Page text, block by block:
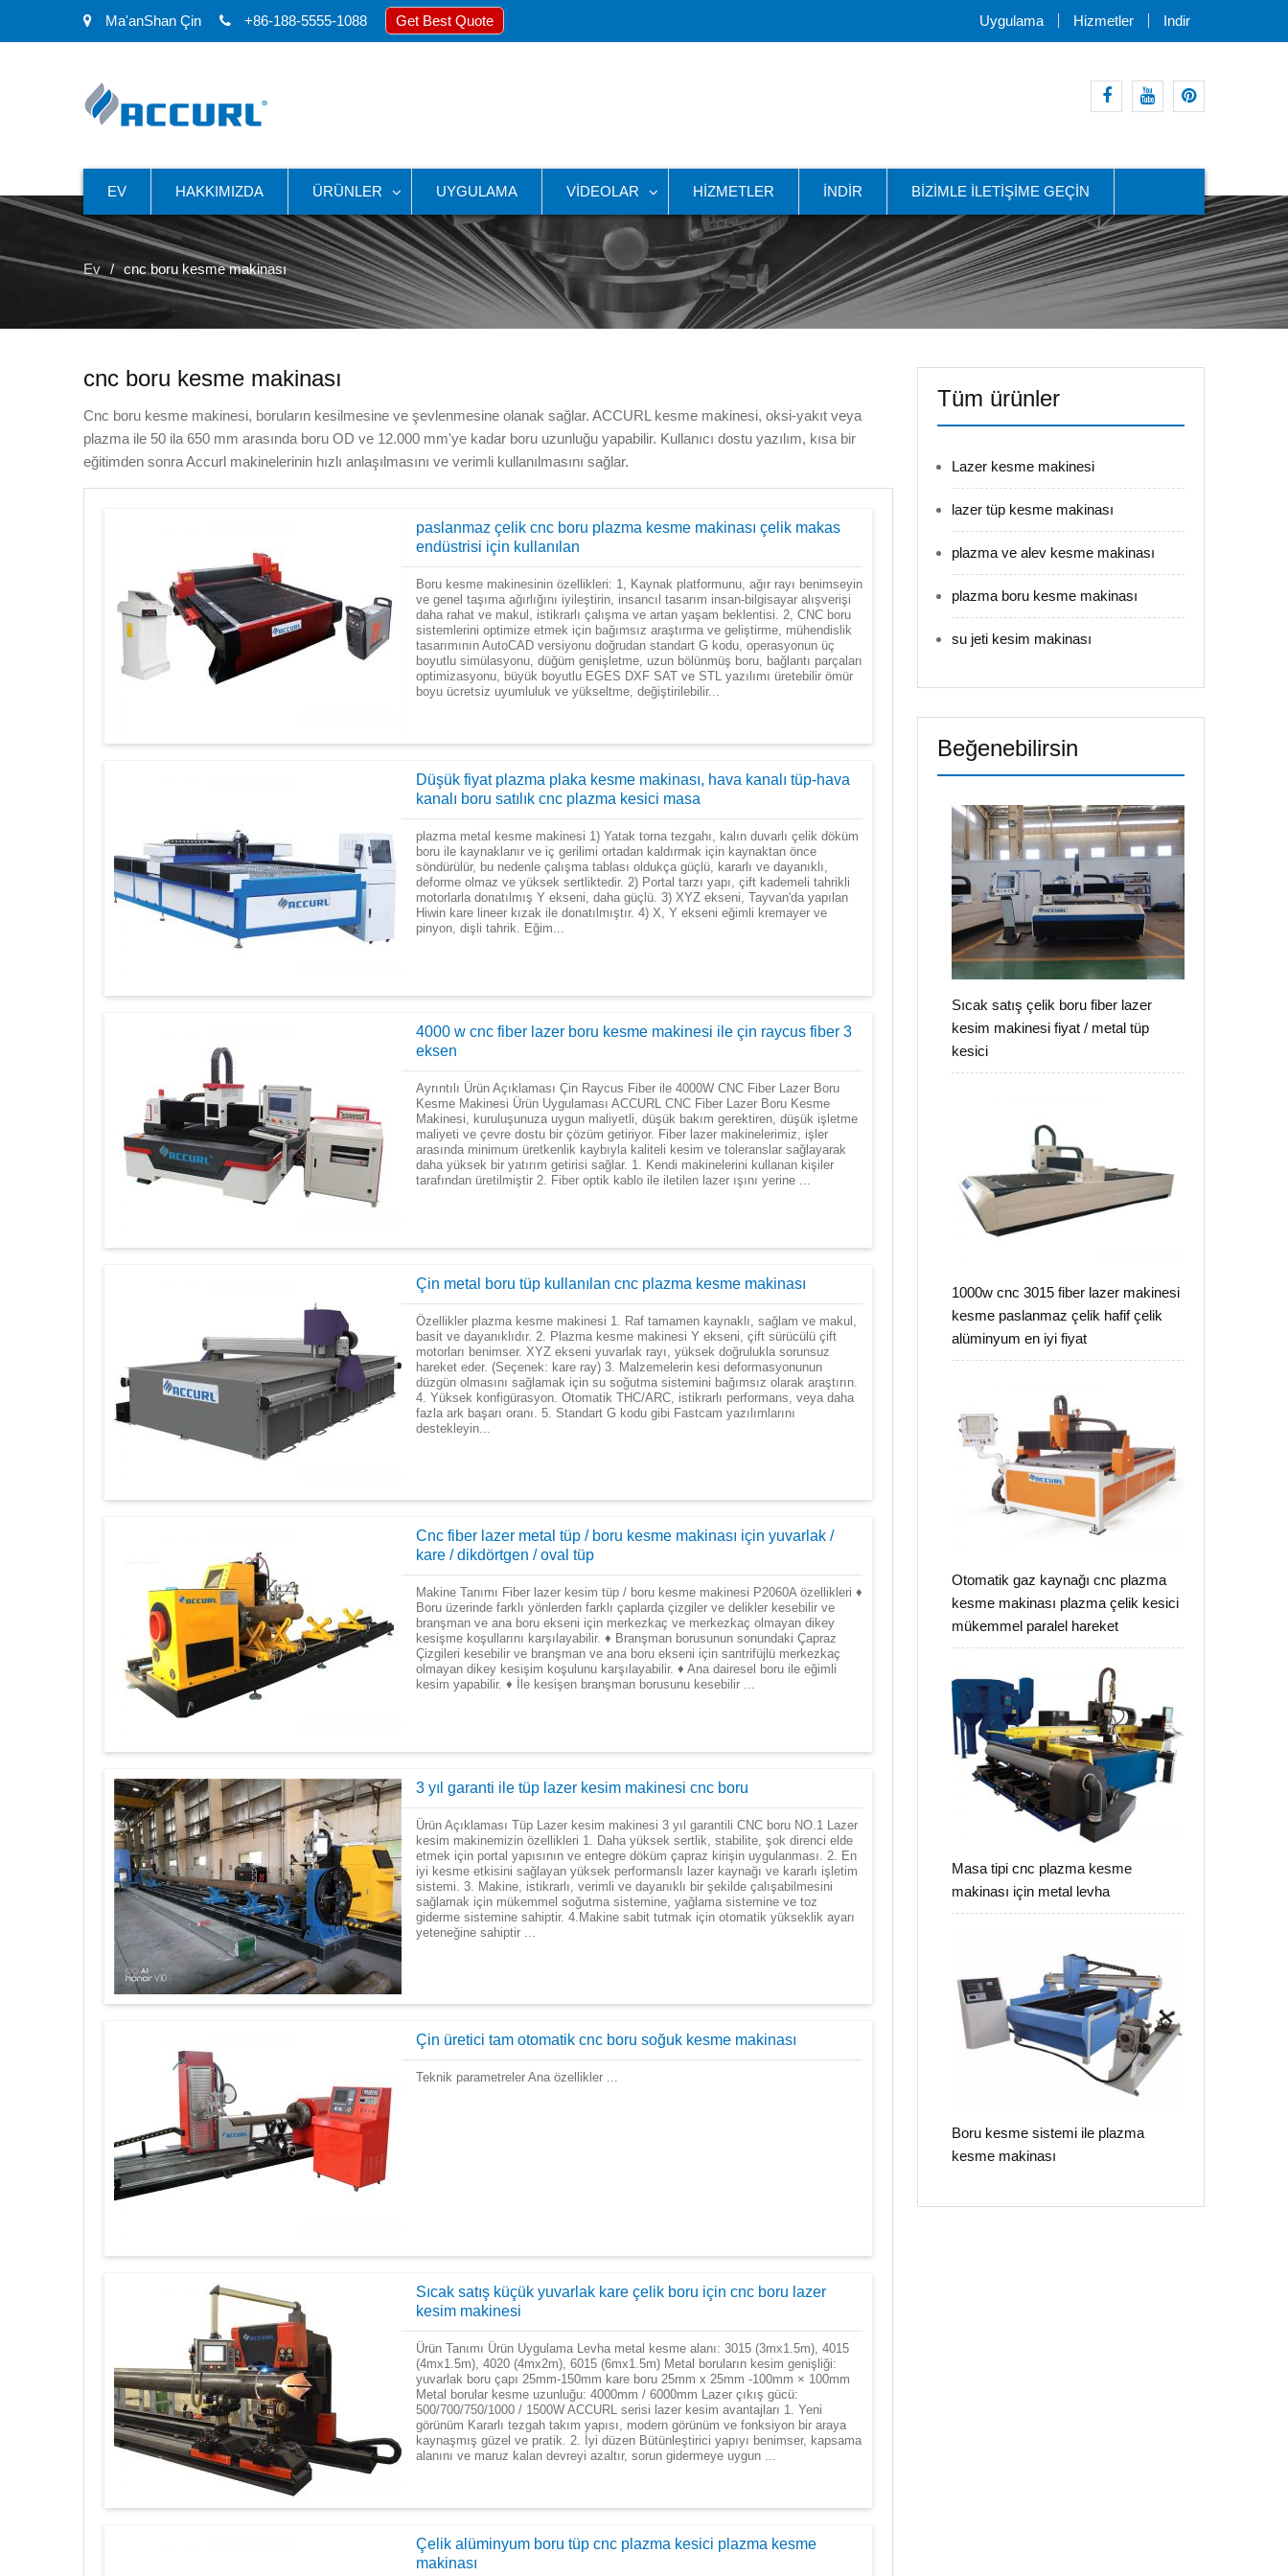
Ma'anShan Çin +86-188-5555-1088 Get Best Quote Uygulama Hizmetler Indir
EV HAKKIMIZDA ÜRÜNLER UYGULAMA VIDEOLAR HIZMETLER INDIR BIZIMLE ILETIŞIME GEÇIN
Ev cnc boru kesme makinası
cnc boru kesme makinası
Cnc boru kesme makinesi, boruların kesilmesine ve şevlenmesine olanak sağlar. ACCURL kesme makinesi, oksi-yakıt veya
plazma ile 50 ila 650 mm arasında boru OD ve 12.000 mm'ye kadar boru uzunluğu yapabilir. Kullanıcı dostu yazılım, kısa bir
eğitimden sonra Accurl makinelerinin hızlı anlaşılmasını ve verimli kullanılmasını sağlar.
paslanmaz çelik cnc boru plazma kesme makinası çelik makas
endüstrisi için kullanılan
Boru kesme makinesinin özellikleri: 1, Kaynak platformunu, ağır rayı benimseyin
ve genel taşıma ağırlığını iyileştirin, insancıl tasarım insan-bilgisayar alışverişi
daha rahat ve makul, istikrarlı çalışma ve artan yaşam beklentisi. 2, CNC boru
sistemlerini optimize etmek için bağımsız araştırma ve geliştirme, mühendislik
tasarımının AutoCAD versiyonu doğrudan standart G kodu, operasyonun üç
boyutlu simülasyonu, düğüm genişletme, uzun bölünmüş boru, bağlantı parçaları
optimizasyonu, büyük boyutlu EGES DXF SAT ve STL yazılımı üretebilir ömür
boyu ücretsiz uyumluluk ve yükseltme, değiştirilebilir...
Düşük fiyat plazma plaka kesme makinası, hava kanalı tüp-hava
kanalı boru satılık cnc plazma kesici masa
plazma metal kesme makinesi 1) Yatak torna tezgahı, kalın duvarlı çelik döküm
boru ile kaynaklanır ve iç gerilimi ortadan kaldırmak için kaynaktan önce
söndürülür, bu nedenle çalışma tablası oldukça güçlü, kararlı ve dayanıklı,
deforme olmaz ve yüksek sertliktedir. 2) Portal tarzı yapı, çift kademeli tahrikli
motorlarla donatılmış Y ekseni, daha güçlü. 3) XYZ ekseni, Tayvan'da yapılan
Hiwin kare lineer kızak ile donatılmıştır. 4) X, Y ekseni eğimli kremayer ve
pinyon, dişli tahrik. Eğim...
4000 w cnc fiber lazer boru kesme makinesi ile çin raycus fiber 3
eksen
Ayrıntılı Ürün Açıklaması Çin Raycus Fiber ile 4000W CNC Fiber Lazer Boru
Kesme Makinesi Ürün Uygulaması ACCURL CNC Fiber Lazer Boru Kesme
Makinesi, kuruluşunuza uygun maliyetli, düşük bakım gerektiren, düşük işletme
maliyeti ve çevre dostu bir çözüm getiriyor. Fiber lazer makinelerimiz, işler
arasında minimum üretkenlik kaybıyla kaliteli kesim ve toleranslar sağlayarak
daha yüksek bir yatırım getirisi sağlar. 1. Kendi makinelerini kullanan kişiler
tarafından üretilmiştir 2. Fiber optik kablo ile iletilen lazer ışını yerine ...
Çin metal boru tüp kullanılan cnc plazma kesme makinası
Özellikler plazma kesme makinesi 1. Raf tamamen kaynaklı, sağlam ve makul,
basit ve dayanıklıdır. 2. Plazma kesme makinesi Y ekseni, çift sürücülü çift
motorları benimser. XYZ ekseni yuvarlak rayı, yüksek doğrulukla sorunsuz
hareket eder. (Seçenek: kare ray) 3. Malzemelerin kesi deformasyonunun
düzgün olmasını sağlamak için su soğutma sistemini bağımsız olarak araştırın.
4. Yüksek konfigürasyon. Otomatik THC/ARC, istikrarlı performans, veya daha
fazla ark başarı oranı. 5. Standart G kodu gibi Fastcam yazılımlarını
destekleyin...
Cnc fiber lazer metal tüp / boru kesme makinası için yuvarlak /
kare / dikdörtgen / oval tüp
Makine Tanımı Fiber lazer kesim tüp / boru kesme makinesi P2060A özellikleri ♦
Boru üzerinde farklı yönlerden farklı çaplarda çizgiler ve delikler kesebilir ve
branşman ve ana boru ekseni için merkezkaç ve merkezkaç olmayan dikey
kesişme koşullarını karşılayabilir. ♦ Branşman borusunun sonundaki Çapraz
Çizgileri kesebilir ve branşman ve ana boru ekseni için santrifüjlü merkezkaç
olmayan dikey kesişim koşulunu karşılayabilir. ♦ Ana dairesel boru ile eğimli
kesim yapabilir. ♦ İle kesişen branşman borusunu kesebilir ...
3 yıl garanti ile tüp lazer kesim makinesi cnc boru
Ürün Açıklaması Tüp Lazer kesim makinesi 3 yıl garantili CNC boru NO.1 Lazer
kesim makinemizin özellikleri 1. Daha yüksek sertlik, stabilite, şok direnci elde
etmek için portal yapısının ve entegre döküm çapraz kirişin uygulanması. 2. En
iyi kesme etkisini sağlayan yüksek performanslı lazer kaynağı ve kararlı işletim
sistemi. 3. Makine, istikrarlı, verimli ve dayanıklı bir şekilde çalışabilmesini
sağlamak için mükemmel soğutma sistemine, yağlama sistemine ve toz
giderme sistemine sahiptir. 4.Makine sabit tutmak için otomatik yükseklik ayarı
yeteneğine sahiptir ...
Çin üretici tam otomatik cnc boru soğuk kesme makinası
Teknik parametreler Ana özellikler ...
Sıcak satış küçük yuvarlak kare çelik boru için cnc boru lazer
kesim makinesi
Ürün Tanımı Ürün Uygulama Levha metal kesme alanı: 3015 (3mx1.5m), 4015
(4mx1.5m), 4020 (4mx2m), 6015 (6mx1.5m) Metal boruların kesim genişliği:
yuvarlak boru çapı 25mm-150mm kare boru 25mm x 25mm -100mm × 100mm
Metal borular kesme uzunluğu: 4000mm / 6000mm Lazer çıkış gücü:
500/700/750/1000 / 1500W ACCURL serisi lazer kesim avantajları 1. Yeni
görünüm Kararlı tezgah takım yapısı, modern görünüm ve fonksiyon bir araya
kaynaşmış güzel ve pratik. 2. İyi düzen Bütünleştirici yapıyı benimser, kapsama
alanını ve maruz kalan devreyi azaltır, sorun gidermeye uygun ...
Çelik alüminyum boru tüp cnc plazma kesici plazma kesme
makinası
Tüm ürünler
Lazer kesme makinesi
lazer tüp kesme makinası
plazma ve alev kesme makinası
plazma boru kesme makinası
su jeti kesim makinası
Beğenebilirsin
Sıcak satış çelik boru fiber lazer
kesim makinesi fiyat / metal tüp
kesici
1000w cnc 3015 fiber lazer makinesi
kesme paslanmaz çelik hafif çelik
alüminyum en iyi fiyat
Otomatik gaz kaynağı cnc plazma
kesme makinası plazma çelik kesici
mükemmel paralel hareket
Masa tipi cnc plazma kesme
makinası için metal levha
Boru kesme sistemi ile plazma
kesme makinası